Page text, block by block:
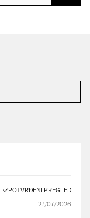
POTVRĐENI PREGLED
27/07/2026